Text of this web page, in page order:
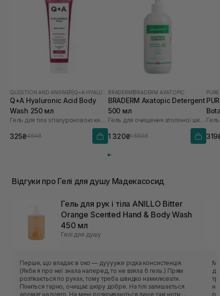
QUESTION AND ANSWER
Q+A Hyaluronic Acid Body
Wash 250 мл
Гель для тіла з гіалуроновою кислотою
325₴464₴
BRADERM BRADERM AXATOPIC
BRADERM Axatopic Detergent
500 мл
Гель для очищення атопічної шкіри
1 320₴1 650₴
Відгуки про Гелі для душу Мадекасосид
Гель для рук і тіла ANILLO Bitter
Orange Scented Hand & Body Wash
450 мл
Гелі для душу
Перше, що впадає в око — дууууже рідка консистенція.
(Якби я про неї знала наперед, то не взяла б гель.) Прям
розтікається по руках, тому треба швидко намилювати.
Піниться гарно, очищає шкіру добре. На тілі залишається
аромат надовго. На мені розкриваються лише такі ноти: